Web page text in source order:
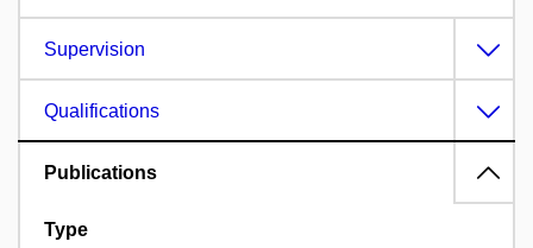
Supervision
Qualifications
Publications
Type